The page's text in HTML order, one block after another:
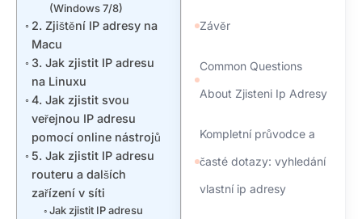
(Windows 7/8)
2. Zjištění IP adresy na
Macu
3. Jak zjistit IP adresu
na Linuxu
4. Jak zjistit svou
veřejnou IP adresu
pomocí online nástrojů
5. Jak zjistit IP adresu
routeru a dalších
zařízení v síti
Jak zjistit IP adresu
Závěr
Common Questions
About Zjisteni Ip Adresy
Kompletní průvodce a
časté dotazy: vyhledání
vlastní ip adresy